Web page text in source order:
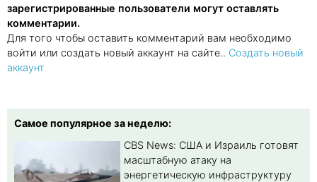
зарегистрированные пользователи могут оставлять
комментарии.
Для того чтобы оставить комментарий вам необходимо
войти или создать новый аккаунт на сайте.. Создать новый
аккаунт
Самое популярное за неделю:
CBS News: США и Израиль готовят
масштабную атаку на
энергетическую инфраструктуру